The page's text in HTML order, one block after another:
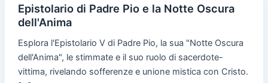
Epistolario di Padre Pio e la Notte Oscura
dell'Anima
Esplora l'Epistolario V di Padre Pio, la sua "Notte Oscura
dell'Anima", le stimmate e il suo ruolo di sacerdote-
vittima, rivelando sofferenze e unione mistica con Cristo.